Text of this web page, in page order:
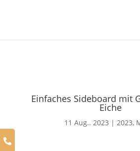
Einfaches Sideboard mit
Eiche
11 Aug.. 2023 |2023,